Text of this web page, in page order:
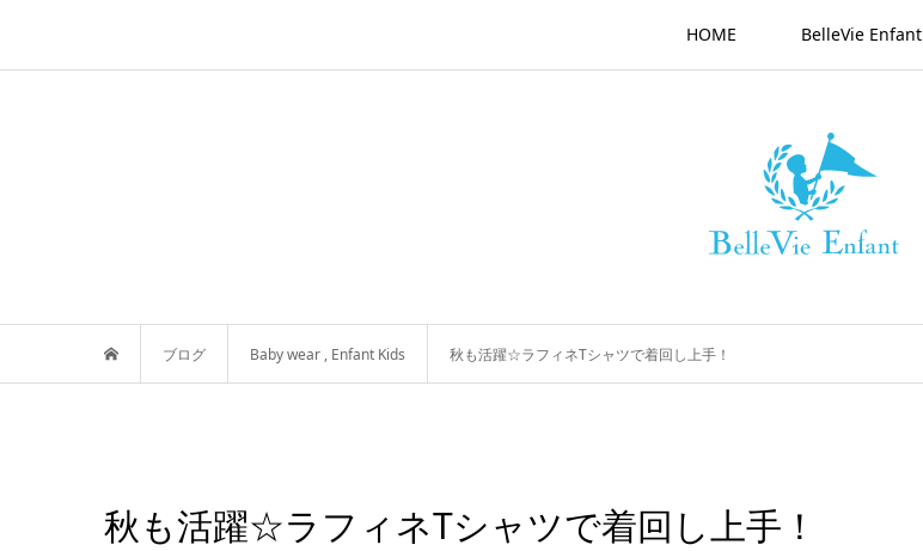
HOME BelleVie Enfant
ブログ Baby wear , Enfant Kids 秋も活躍☆ラフィネTシャツで着回し上手！
秋も活躍☆ラフィネTシャツで着回し上手！